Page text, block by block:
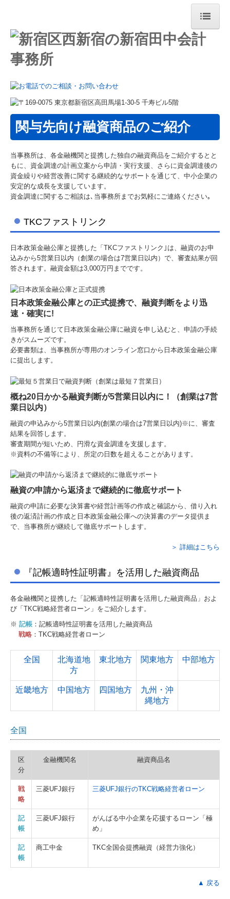
ホーム
事務所案内
事務所紹介
事務所の特長
交通案内
社員座談会
関連リンク
お問い合わせ
個人情報保護方針
病院・診療所の皆様へ
クリニック開業支援
医療コンサルタント
クリニックの事業承継
よくある質問
お客様の声
関与先向け融資商品のご紹介
当事務所は、各金融機関と提携した独自の融資商品をご紹介するとと
もに、資金調達の計画立案から申請・実行支援、さらに資金調達後の
資金繰りや経営改善に関する継続的なサポートを通じて、中小企業の
安定的な成長を支援しています。
資金調達に関するご相談は､当事務所までお気軽にご連絡ください｡
TKCファストリンク
日本政策金融公庫と提携した「TKCファストリンク｣は、融資のお申
込みから5営業日以内（創業の場合は7営業日以内）で、審査結果が回
答されます。融資金額は3,000万円までです。
日本政策金融公庫との正式提携で、融資判断をより迅
速・確実に!
当事務所を通じて 日本政策金融公庫に融資を申し込むと、申請の手続
きがスムーズです。
必要書類は、当事務所が専用のオンライン窓口から日本政策金融公庫
に提出します。
概ね20日かかる融資判断が5営業日以内に！（創業は7営
業日以内）
融資の申込みから5営業日以内(創業の場合は7営業日以内)※に、審査
結果を回答します。
審査期間が短いため、円滑な資金調達を支援します。
※資料の不備等により、所定の日数を超えることがあります。
融資の申請から返済まで継続的に徹底サポート
融資の申請に必要な決算書や経営計画等の作成と確認から、借り入れ
後の返済計画の作成と日本政策金融公庫への決算書のデータ提供ま
で、当事務所が継続して徹底サポートします。
＞ 詳細はこちら
『記帳適時性証明書』を活用した融資商品
各金融機関と提携した「記帳適時性証明書を活用した融資商品」およ
び「TKC戦略経営者ローン」をご紹介します。
※ 記帳 ：記帳適時性証明書を活用した融資商品
戦略 ：TKC戦略経営者ローン
全国
北海道地
方
東北地方 関東地方 中部地方
近畿地方 中国地方 四国地方
九州・沖
縄地方
全国
区
分
金融機関名 融資商品名
戦
略
三菱UFJ銀行 三菱UFJ銀行のTKC戦略経営者ローン
記
帳
三菱UFJ銀行
がんばる中小企業を応援するローン「極
め」
記
帳
商工中金 TKC全国会提携融資（経営力強化）
▲ 戻る